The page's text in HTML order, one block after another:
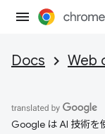
Docs Web
Google は AI 技術を